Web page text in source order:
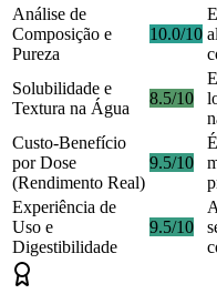
Análise de
Composição e
Pureza
10.0/10
Solubilidade e
Textura na Água
8.5/10
Custo-Benefício
por Dose
(Rendimento Real)
9.5/10
Experiência de
Uso e
Digestibilidade
9.5/10